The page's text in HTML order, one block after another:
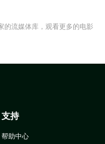
的流媒体库，观看更多的电影
支持
帮助中心